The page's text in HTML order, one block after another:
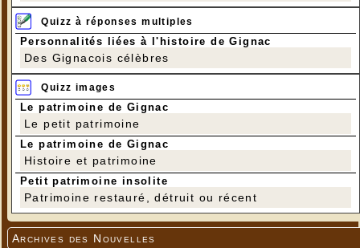
Quizz à réponses multiples
Personnalités liées à l'histoire de Gignac
Des Gignacois célèbres
Quizz images
Le patrimoine de Gignac
Le petit patrimoine
Le patrimoine de Gignac
Histoire et patrimoine
Petit patrimoine insolite
Patrimoine restauré, détruit ou récent
Archives des Nouvelles